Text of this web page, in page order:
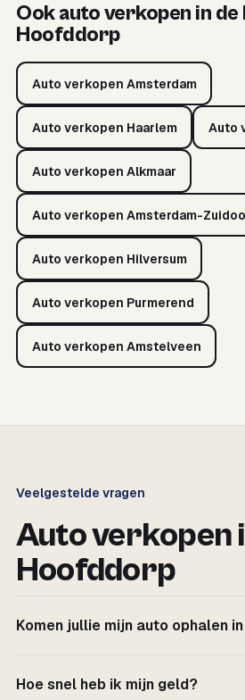
Ook auto verkopen in
Hoofddorp
Auto verkopen Amsterdam
Auto verkopen Haarlem Auto
Auto verkopen Alkmaar
Auto verkopen Amsterdam-
Auto verkopen Hilversum
Auto verkopen Purmerend
Auto verkopen Amstelveen
Veelgestelde vragen
Auto verkopen
Hoofddorp
Komen jullie mijn auto ophalen
Hoe snel heb ik mijn geld?